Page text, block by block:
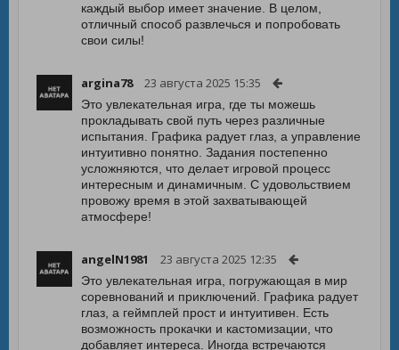
каждый выбор имеет значение. В целом,
отличный способ развлечься и попробовать
свои силы!
argina78 23 августа 2025 15:35
Это увлекательная игра, где ты можешь
прокладывать свой путь через различные
испытания. Графика радует глаз, а управление
интуитивно понятно. Задания постепенно
усложняются, что делает игровой процесс
интересным и динамичным. С удовольствием
провожу время в этой захватывающей
атмосфере!
angelN1981 23 августа 2025 12:35
Это увлекательная игра, погружающая в мир
соревнований и приключений. Графика радует
глаз, а геймплей прост и интуитивен. Есть
возможность прокачки и кастомизации, что
добавляет интереса. Иногда встречаются